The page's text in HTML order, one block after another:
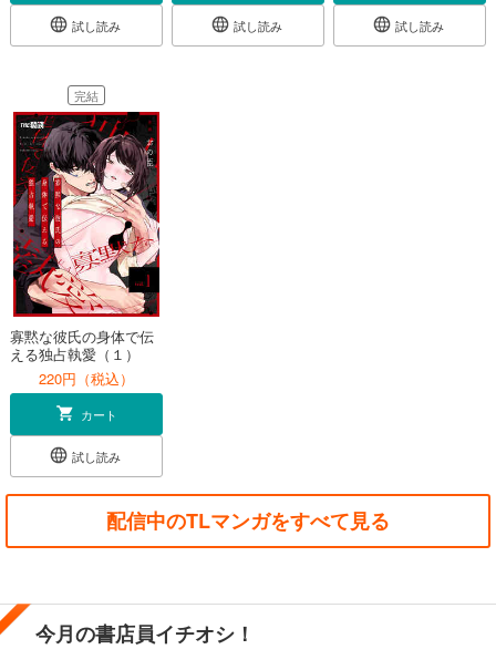
試し読み 試し読み 試し読み
完結
寡黙な彼氏の身体で伝
える独占執愛（１）
220円（税込）
カート
試し読み
配信中のTLマンガをすべて見る
今月の書店員イチオシ！